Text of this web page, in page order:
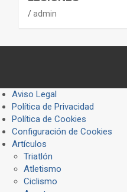
admin
Aviso Legal
Política de Privacidad
Política de Cookies
Configuración de Cookies
Artículos
Triatlón
Atletismo
Ciclismo